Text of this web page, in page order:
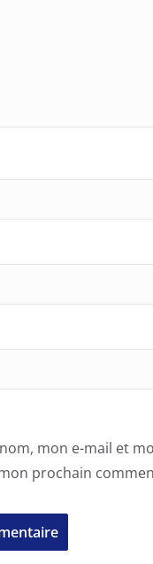
mon e-mail et
prochain